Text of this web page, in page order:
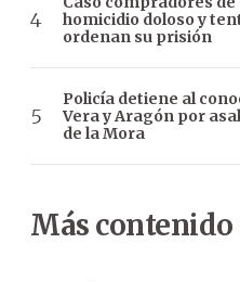
homicidio doloso y
ordenan su prisión
Policía detiene al
Vera y Aragón por
de la Mora
Más contenido